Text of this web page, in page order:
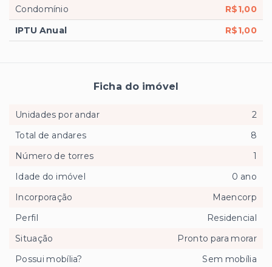
Condomínio
R$1,00
IPTU Anual
R$1,00
Ficha do imóvel
Unidades por andar
2
Total de andares
8
Número de torres
1
Idade do imóvel
0 ano
Incorporação
Maencorp
Perfil
Residencial
Situação
Pronto para morar
Possui mobília?
Sem mobília